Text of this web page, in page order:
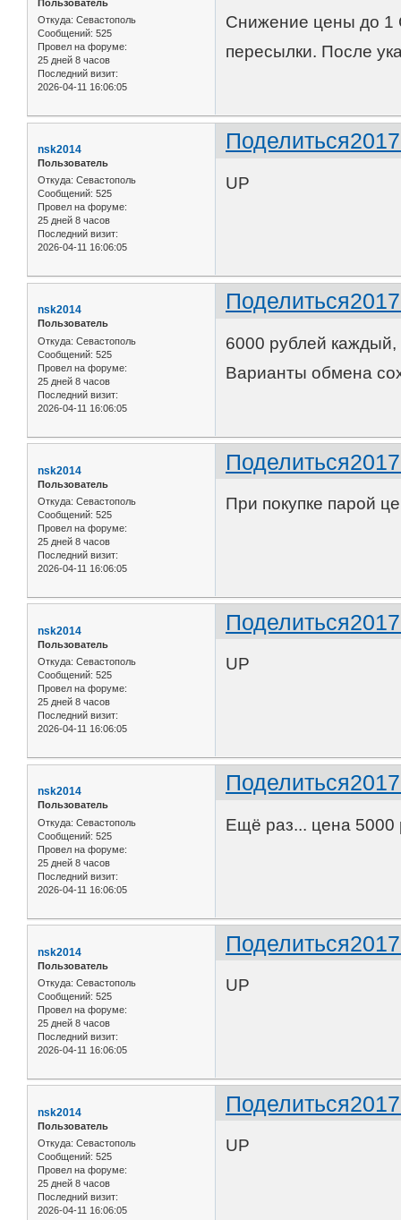
Пользователь
Откуда: Севастополь
Сообщений: 525
Провел на форуме:
25 дней 8 часов
Последний визит:
2026-04-11 16:06:05
Снижение цены до 1
пересылки. После
Поделиться
nsk2014
Пользователь
Откуда: Севастополь
Сообщений: 525
Провел на форуме:
25 дней 8 часов
Последний визит:
2026-04-11 16:06:05
UP
Поделиться
nsk2014
Пользователь
Откуда: Севастополь
Сообщений: 525
Провел на форуме:
25 дней 8 часов
Последний визит:
2026-04-11 16:06:05
6000 рублей
Варианты обмена
Поделиться
nsk2014
Пользователь
Откуда: Севастополь
Сообщений: 525
Провел на форуме:
25 дней 8 часов
Последний визит:
2026-04-11 16:06:05
При покупке парой
Поделиться
nsk2014
Пользователь
Откуда: Севастополь
Сообщений: 525
Провел на форуме:
25 дней 8 часов
Последний визит:
2026-04-11 16:06:05
UP
Поделиться
nsk2014
Пользователь
Откуда: Севастополь
Сообщений: 525
Провел на форуме:
25 дней 8 часов
Последний визит:
2026-04-11 16:06:05
Ещё раз... цена 5000
Поделиться
nsk2014
Пользователь
Откуда: Севастополь
Сообщений: 525
Провел на форуме:
25 дней 8 часов
Последний визит:
2026-04-11 16:06:05
UP
Поделиться
nsk2014
Пользователь
Откуда: Севастополь
Сообщений: 525
Провел на форуме:
25 дней 8 часов
Последний визит:
2026-04-11 16:06:05
UP